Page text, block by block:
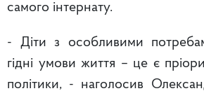
самого інтернату.
- Діти з особливими
гідні умови життя – це є
політики, - наголосив